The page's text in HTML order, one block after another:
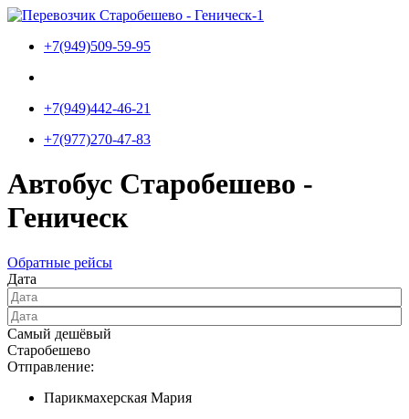
Перейти
содержимому
+7(949)509-59-95
+7(949)442-46-21
+7(977)270-47-83
Автобус Старобешево -
Геническ
Обратные рейсы
Дата
Самый дешёвый
Старобешево
Отправление:
Парикмахерская Мария